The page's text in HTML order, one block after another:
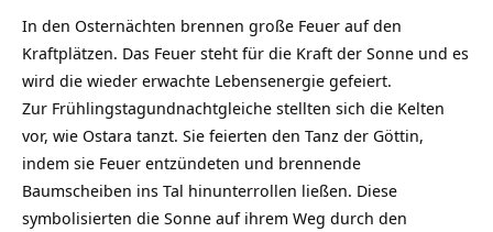
In den Osternächten brennen große Feuer auf den
Kraftplätzen. Das Feuer steht für die Kraft der Sonne und es
wird die wieder erwachte Lebensenergie gefeiert.
Zur Frühlingstagundnachtgleiche stellten sich die Kelten
vor, wie Ostara tanzt. Sie feierten den Tanz der Göttin,
indem sie Feuer entzündeten und brennende
Baumscheiben ins Tal hinunterrollen ließen. Diese
symbolisierten die Sonne auf ihrem Weg durch den